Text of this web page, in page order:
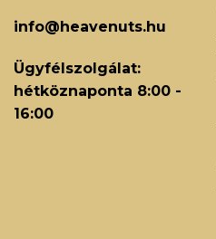
info@heavenuts.hu
Ügyfélszolgálat:
hétköznaponta 8:00 -
16:00